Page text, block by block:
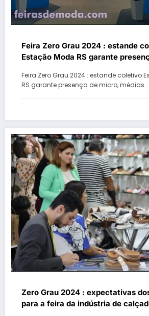
Feira Zero Grau 2024 : estande
Estação Moda RS garante
Feira Zero Grau 2024 : estande coletivo
RS garante presença de micro, médias…
Zero Grau 2024 : expectativas
para a feira da indústria de